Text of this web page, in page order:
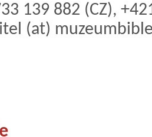
139 882 (CZ),
(at)